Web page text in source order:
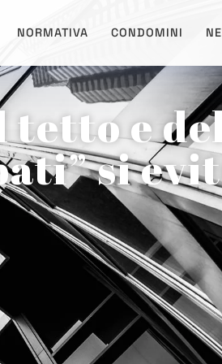
NORMATIVA CONDOMINI
tetto e
si